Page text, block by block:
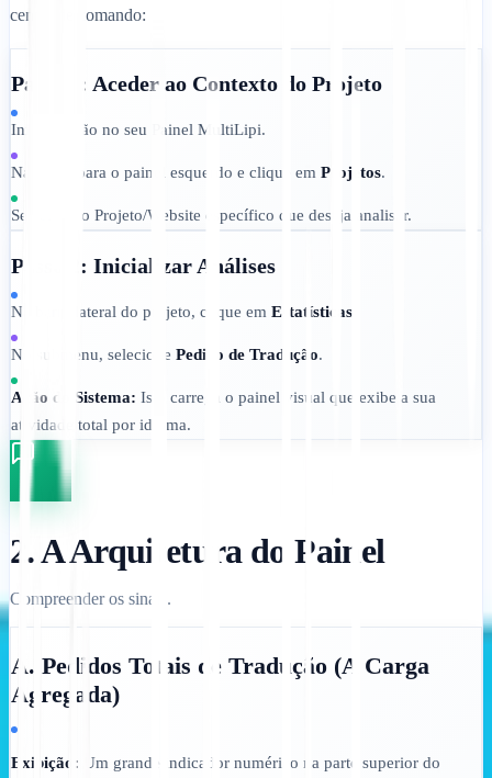
centro de comando:
Passo 1: Aceder ao Contexto do Projeto
Inicie sessão no seu Painel MultiLipi.
Navegue para o painel esquerdo e clique em Projetos.
Selecione o Projeto/Website específico que deseja analisar.
Passo 2: Inicializar Análises
Na barra lateral do projeto, clique em Estatísticas
No submenu, selecione Pedido de Tradução.
Ação do Sistema: Isto carrega o painel visual que exibe a sua
atividade total por idioma.
2. A Arquitetura do Painel
Compreender os sinais.
A. Pedidos Totais de Tradução (A Carga
Agregada)
Exibição: Um grande indicador numérico na parte superior do